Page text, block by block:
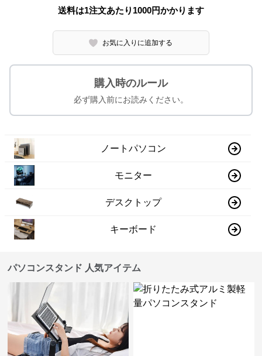
送料は1注文あたり 1000円かかります
お気に入りに追加する
購入時のルール
必ず購入前にお読みください。
ノートパソコン
モニター
デスクトップ
キーボード
パソコンスタンド 人気アイテム